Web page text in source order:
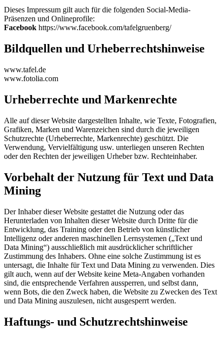
Dieses Impressum gilt auch für die folgenden Social-Media-
Präsenzen und Onlineprofile:
Facebook https://www.facebook.com/tafelgruenberg/
Bildquellen und Urheberrechtshinweise
www.tafel.de
www.fotolia.com
Urheberrechte und Markenrechte
Alle auf dieser Website dargestellten Inhalte, wie Texte, Fotografien,
Grafiken, Marken und Warenzeichen sind durch die jeweiligen
Schutzrechte (Urheberrechte, Markenrechte) geschützt. Die
Verwendung, Vervielfältigung usw. unterliegen unseren Rechten
oder den Rechten der jeweiligen Urheber bzw. Rechteinhaber.
Vorbehalt der Nutzung für Text und Data
Mining
Der Inhaber dieser Website gestattet die Nutzung oder das
Herunterladen von Inhalten dieser Website durch Dritte für die
Entwicklung, das Training oder den Betrieb von künstlicher
Intelligenz oder anderen maschinellen Lernsystemen („Text und
Data Mining“) ausschließlich mit ausdrücklicher schriftlicher
Zustimmung des Inhabers. Ohne eine solche Zustimmung ist es
untersagt, die Inhalte für Text und Data Mining zu verwenden. Dies
gilt auch, wenn auf der Website keine Meta-Angaben vorhanden
sind, die entsprechende Verfahren aussperren, und selbst dann,
wenn Bots, die den Zweck haben, die Website zu Zwecken des Text
und Data Mining auszulesen, nicht ausgesperrt werden.
Haftungs- und Schutzrechtshinweise